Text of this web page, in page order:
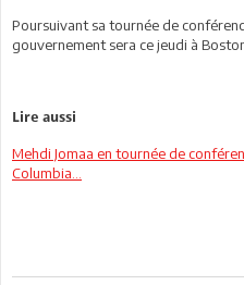
Poursuivant sa tournée de
gouvernement sera ce jeudi à
Lire aussi
Mehdi Jomaa en tournée de
Columbia...